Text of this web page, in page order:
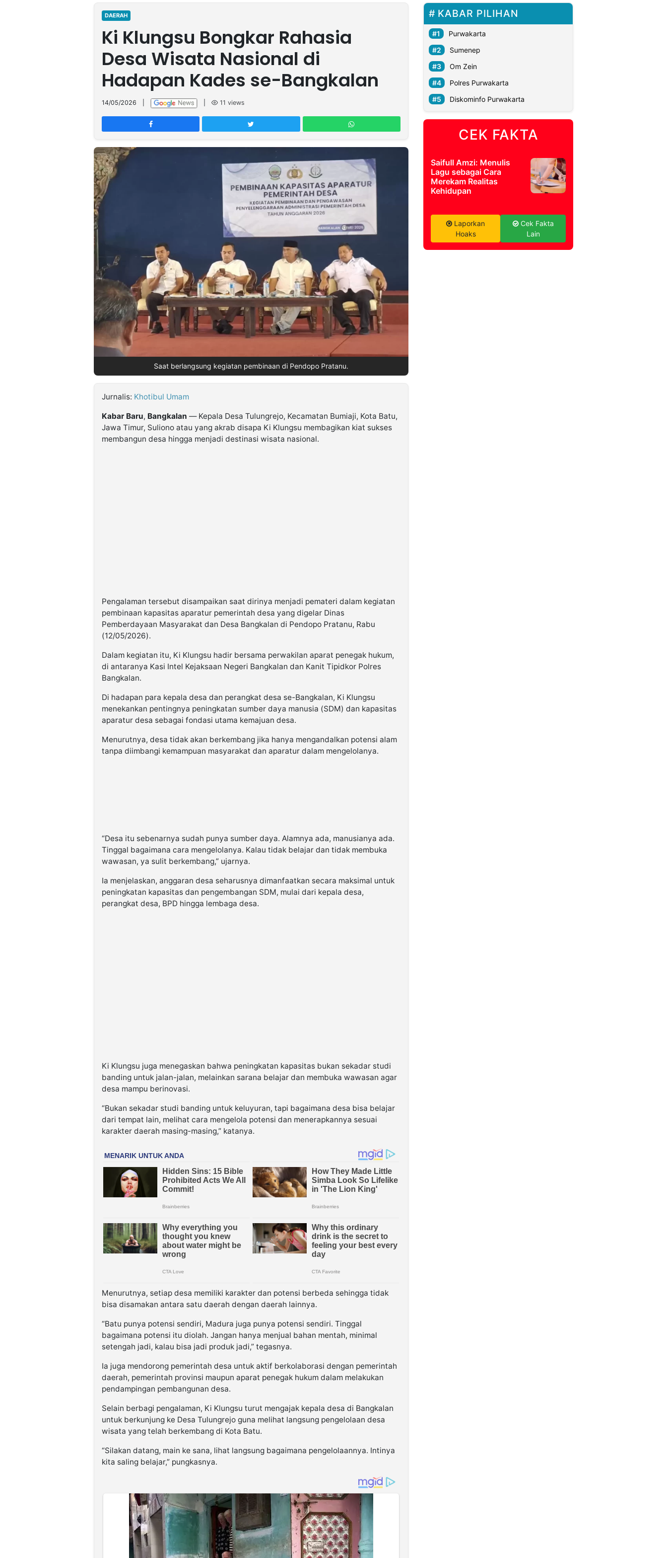
DAERAH
Ki Klungsu Bongkar Rahasia
Desa Wisata Nasional di
Hadapan Kades se-Bangkalan
14/05/2026 11 views
Saat berlangsung kegiatan pembinaan di Pendopo Pratanu.
Jurnalis: Khotibul Umam
Kabar Baru, Bangkalan — Kepala Desa Tulungrejo, Kecamatan Bumiaji, Kota Batu,
Jawa Timur, Suliono atau yang akrab disapa Ki Klungsu membagikan kiat sukses
membangun desa hingga menjadi destinasi wisata nasional.
Pengalaman tersebut disampaikan saat dirinya menjadi pemateri dalam kegiatan
pembinaan kapasitas aparatur pemerintah desa yang digelar Dinas
Pemberdayaan Masyarakat dan Desa Bangkalan di Pendopo Pratanu, Rabu
(12/05/2026).
Dalam kegiatan itu, Ki Klungsu hadir bersama perwakilan aparat penegak hukum,
di antaranya Kasi Intel Kejaksaan Negeri Bangkalan dan Kanit Tipidkor Polres
Bangkalan.
Di hadapan para kepala desa dan perangkat desa se-Bangkalan, Ki Klungsu
menekankan pentingnya peningkatan sumber daya manusia (SDM) dan kapasitas
aparatur desa sebagai fondasi utama kemajuan desa.
Menurutnya, desa tidak akan berkembang jika hanya mengandalkan potensi alam
tanpa diimbangi kemampuan masyarakat dan aparatur dalam mengelolanya.
“Desa itu sebenarnya sudah punya sumber daya. Alamnya ada, manusianya ada.
Tinggal bagaimana cara mengelolanya. Kalau tidak belajar dan tidak membuka
wawasan, ya sulit berkembang,” ujarnya.
Ia menjelaskan, anggaran desa seharusnya dimanfaatkan secara maksimal untuk
peningkatan kapasitas dan pengembangan SDM, mulai dari kepala desa,
perangkat desa, BPD hingga lembaga desa.
Ki Klungsu juga menegaskan bahwa peningkatan kapasitas bukan sekadar studi
banding untuk jalan-jalan, melainkan sarana belajar dan membuka wawasan agar
desa mampu berinovasi.
“Bukan sekadar studi banding untuk keluyuran, tapi bagaimana desa bisa belajar
dari tempat lain, melihat cara mengelola potensi dan menerapkannya sesuai
karakter daerah masing-masing,” katanya.
Menurutnya, setiap desa memiliki karakter dan potensi berbeda sehingga tidak
bisa disamakan antara satu daerah dengan daerah lainnya.
“Batu punya potensi sendiri, Madura juga punya potensi sendiri. Tinggal
bagaimana potensi itu diolah. Jangan hanya menjual bahan mentah, minimal
setengah jadi, kalau bisa jadi produk jadi,” tegasnya.
Ia juga mendorong pemerintah desa untuk aktif berkolaborasi dengan pemerintah
daerah, pemerintah provinsi maupun aparat penegak hukum dalam melakukan
pendampingan pembangunan desa.
Selain berbagi pengalaman, Ki Klungsu turut mengajak kepala desa di Bangkalan
untuk berkunjung ke Desa Tulungrejo guna melihat langsung pengelolaan desa
wisata yang telah berkembang di Kota Batu.
“Silakan datang, main ke sana, lihat langsung bagaimana pengelolaannya. Intinya
kita saling belajar,” pungkasnya.
KABAR PILIHAN
Purwakarta
Sumenep
Om Zein
Polres Purwakarta
Diskominfo Purwakarta
CEK FAKTA
Saifull Amzi: Menulis
Lagu sebagai Cara
Merekam Realitas
Kehidupan
Laporkan
Hoaks
Cek Fakta
Lain